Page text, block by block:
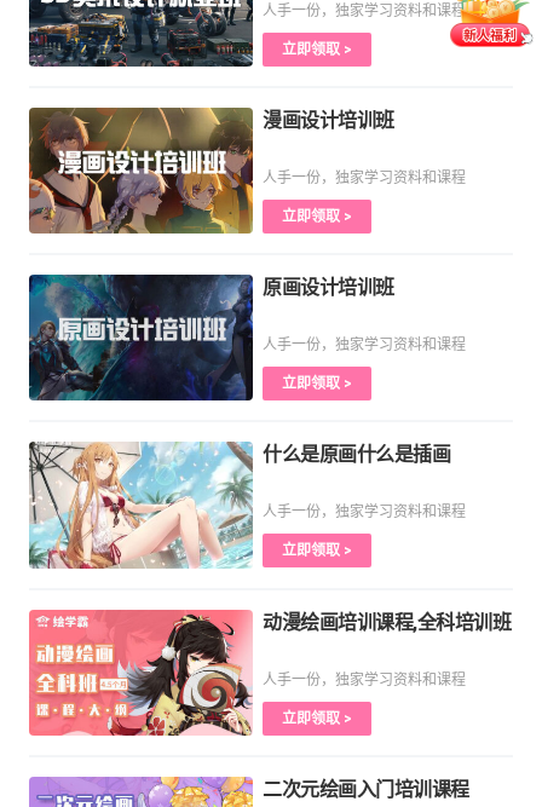
人手一份，独家学习资料和课程
立即领取 >
漫画设计培训班
人手一份，独家学习资料和课程
立即领取 >
原画设计培训班
人手一份，独家学习资料和课程
立即领取 >
什么是原画什么是插画
人手一份，独家学习资料和课程
立即领取 >
动漫绘画培训课程,全科培训班
人手一份，独家学习资料和课程
立即领取 >
二次元绘画入门培训课程